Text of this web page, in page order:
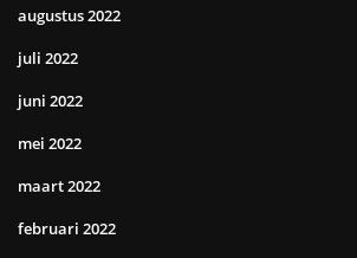
augustus 2022
juli 2022
juni 2022
mei 2022
maart 2022
februari 2022